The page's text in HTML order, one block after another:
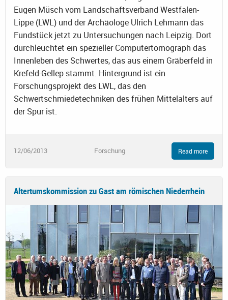
Eugen Müsch vom Landschaftsverband Westfalen-
Lippe (LWL) und der Archäologe Ulrich Lehmann das
Fundstück jetzt zu Untersuchungen nach Leipzig. Dort
durchleuchtet ein spezieller Computertomograph das
Innenleben des Schwertes, das aus einem Gräberfeld in
Krefeld-Gellep stammt. Hintergrund ist ein
Forschungsprojekt des LWL, das den
Schwertschmiedetechniken des frühen Mittelalters auf
der Spur ist.
12/06/2013 Forschung Read more
Altertumskommission zu Gast am römischen Niederrhein